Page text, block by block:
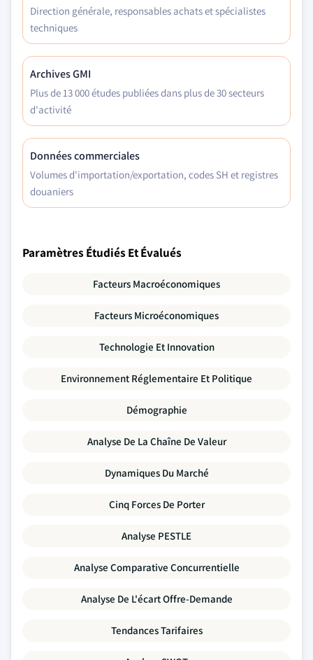
Direction générale, responsables achats et spécialistes
techniques
Archives GMI
Plus de 13 000 études publiées dans plus de 30 secteurs
d'activité
Données commerciales
Volumes d'importation/exportation, codes SH et registres
douaniers
Paramètres Étudiés Et Évalués
Facteurs Macroéconomiques
Facteurs Microéconomiques
Technologie Et Innovation
Environnement Réglementaire Et Politique
Démographie
Analyse De La Chaîne De Valeur
Dynamiques Du Marché
Cinq Forces De Porter
Analyse PESTLE
Analyse Comparative Concurrentielle
Analyse De L'écart Offre-Demande
Tendances Tarifaires